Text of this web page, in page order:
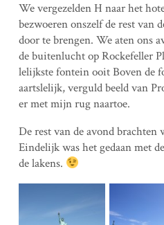
We vergezelden H naar het
bezwoeren onszelf de rest van
door te brengen. We aten ons
de buitenlucht op Rockefeller
lelijkste fontein ooit Boven de
aartslelijk, verguld beeld van
er met mijn rug naartoe.
De rest van de avond brachten
Eindelijk was het gedaan met
de lakens.